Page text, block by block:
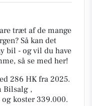
træt af de mange
Så kan det
bil - og vil du have
så se med her!
286 HK fra 2025.
Bilsalg ,
koster 339.000.